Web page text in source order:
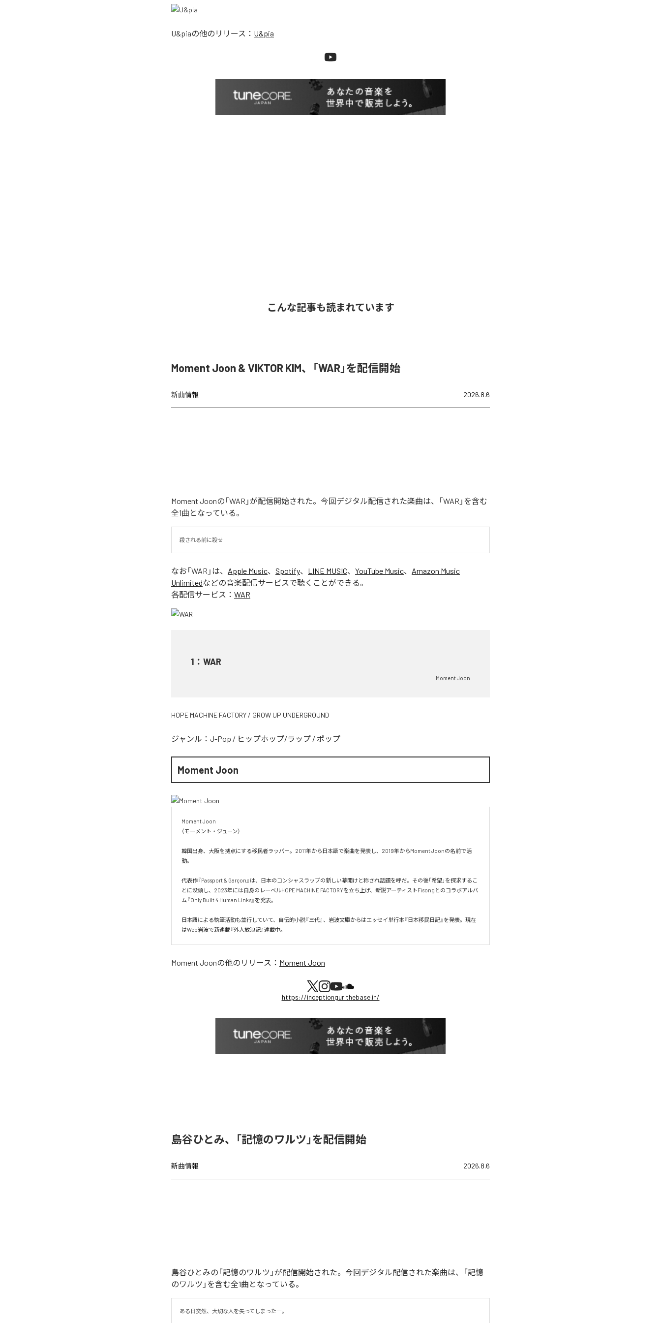
U&piaの他のリリース： U&pia
こんな記事も読まれています
Moment Joon & VIKTOR KIM、「WAR」を配信開始
新曲情報 2026.8.6
Moment Joonの「WAR」が配信開始された。今回デジタル配信された楽曲は、「WAR」を含む
全1曲となっている。
殺される前に殺せ
なお「WAR 」は、 Apple Music、 Spotify、 LINE MUSIC、 YouTube Music、 Amazon Music
Unlimitedなどの音楽配信サービスで聴くことができる。
各配信サービス： WAR
1 ： WAR
Moment Joon
HOPE MACHINE FACTORY / GROW UP UNDERGROUND
ジャンル： J-Pop / ヒップホップ/ラップ / ポップ
Moment Joon
Moment Joon
（モーメント・ジューン）
韓国出身、大阪を拠点にする移民者ラッパー。2011年から日本語で楽曲を発表し、2019年からMoment Joonの名前で活
動。
代表作『Passport & Garçon』は、日本のコンシャスラップの新しい幕開けと称され話題を呼だ。その後「希望」を探求するこ
とに没頭し、2023年には自身のレーベルHOPE MACHINE FACTORYを立ち上げ、新鋭アーティストFisongとのコラボアルバ
ム『Only Built 4 Human Links』を発表。
日本語による執筆活動も並行していて、自伝的小説『三代』、岩波文庫からはエッセイ単行本『日本移民日記』を発表。現在
はWeb岩波で新連載『外人放浪記』連載中。
Moment Joonの他のリリース： Moment Joon
https://inceptiongur.thebase.in/
島谷ひとみ、「記憶のワルツ」を配信開始
新曲情報 2026.8.6
島谷ひとみの「記憶のワルツ」が配信開始された。今回デジタル配信された楽曲は、「記憶
のワルツ」を含む全1曲となっている。
ある日突然、大切な人を失ってしまった―。